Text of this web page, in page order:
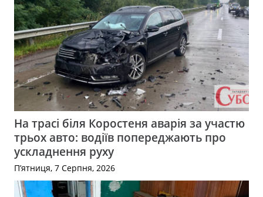
На трасі біля Коростеня аварія за участю
трьох авто: водіїв попереджають про
ускладнення руху
П’ятниця, 7 Серпня, 2026